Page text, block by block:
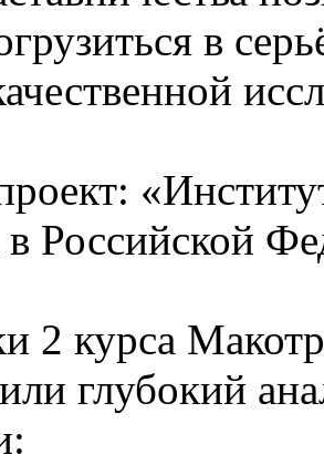
в
в Российской
2 курса
глубокий